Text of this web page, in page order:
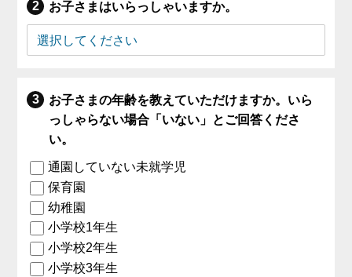
お子さまはいらっしゃいますか。
お子さまの年齢を教えていただけますか。いら
っしゃらない場合「いない」とご回答くださ
い。
通園していない未就学児
保育園
幼稚園
小学校1年生
小学校2年生
小学校3年生